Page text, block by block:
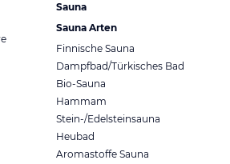
Sauna
Sauna Arten
Finnische Sauna
Dampfbad/Türkisches Bad
Bio-Sauna
Hammam
Stein-/Edelsteinsauna
Heubad
Aromastoffe Sauna